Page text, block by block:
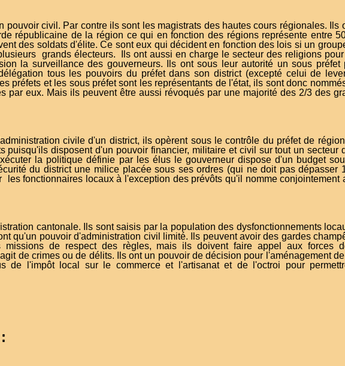
pouvoir civil. Par contre ils sont les magistrats des hautes cours régionales. Ils
républicaine de la région ce qui en fonction des régions représente entre
des soldats d'élite. Ce sont eux qui décident en fonction des lois si un
grands électeurs. Ils ont aussi en charge le secteur des religions
la surveillance des gouverneurs. Ils ont sous leur autorité un sous préfet
tous les pouvoirs du préfet dans son district (excepté celui de
préfets et les sous préfet sont les représentants de l'état, ils sont donc
par eux. Mais ils peuvent être aussi révoqués par une majorité des 2/3 des
civile d'un district, ils opèrent sous le contrôle du préfet de
puisqu'ils disposent d'un pouvoir financier, militaire et civil sur tout un secteur
la politique définie par les élus le gouverneur dispose d'un budget
du district une milice placée sous ses ordres (qui ne doit pas dépasser
les fonctionnaires locaux à l'exception des prévôts qu'il nomme conjointement
cantonale. Ils sont saisis par la population des dysfonctionnements
qu'un pouvoir d'administration civil limité. Ils peuvent avoir des gardes
missions de respect des règles, mais ils doivent faire appel aux forces
de crimes ou de délits. Ils ont un pouvoir de décision pour l'aménagement
de l'impôt local sur le commerce et l'artisanat et de l'octroi pour